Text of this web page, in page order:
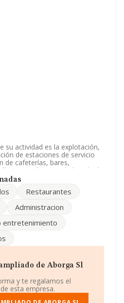
su actividad es la explotación,
de estaciones de servicio
de cafeterías, bares,
mecánicos y de lavado de
inscrita en el Registro
código 'Alquiler de bienes
de profesionales y según
estado por encima de la
con la empresa a través
el correo electrónico es
.
S.L, B13159025, tiene su
Restaurantes
Administracion
entretenimiento
de Aborga Sl
y te regalamos el
esta empresa.